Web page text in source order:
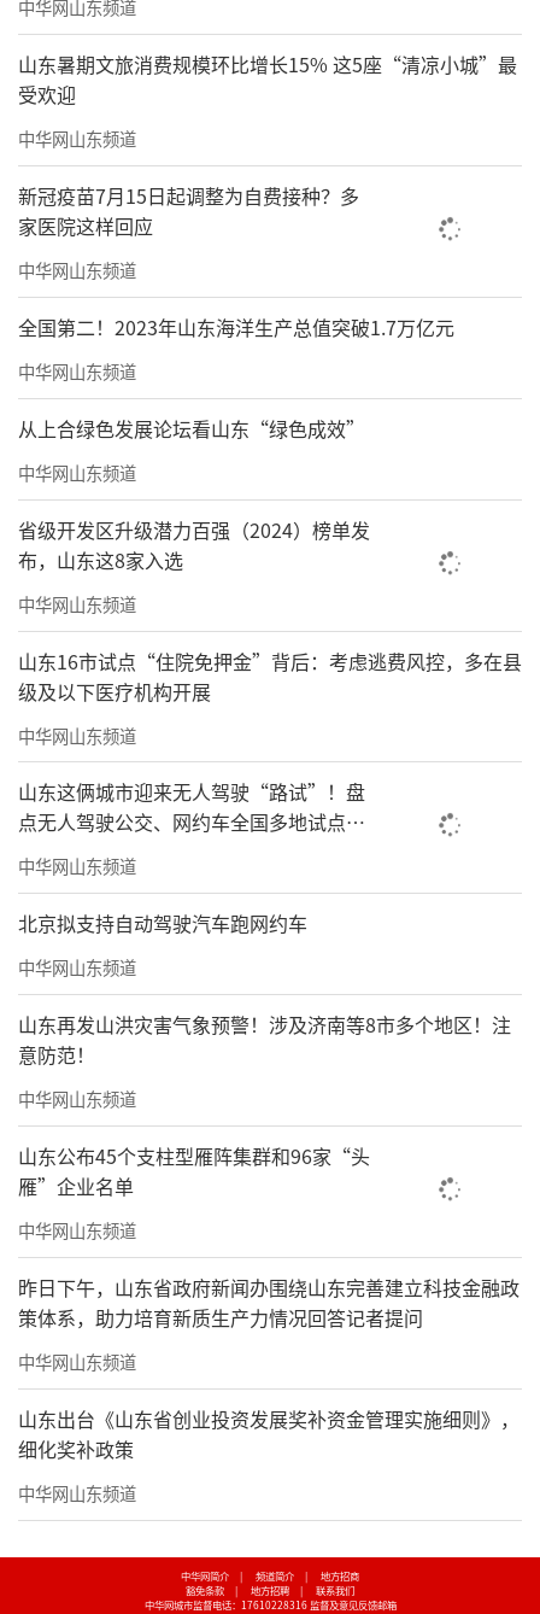
中华网山东频道
山东暑期文旅消费规模环比增长15% 这5座“清凉小城”最
受欢迎
中华网山东频道
新冠疫苗7月15日起调整为自费接种？多
家医院这样回应
中华网山东频道
全国第二！2023年山东海洋生产总值突破1.7万亿元
中华网山东频道
从上合绿色发展论坛看山东“绿色成效”
中华网山东频道
省级开发区升级潜力百强（2024）榜单发
布，山东这8家入选
中华网山东频道
山东16市试点“住院免押金”背后：考虑逃费风控，多在县
级及以下医疗机构开展
中华网山东频道
山东这俩城市迎来无人驾驶“路试”！盘
点无人驾驶公交、网约车全国多地试点之
路
中华网山东频道
北京拟支持自动驾驶汽车跑网约车
中华网山东频道
山东再发山洪灾害气象预警！涉及济南等8市多个地区！注
意防范！
中华网山东频道
山东公布45个支柱型雁阵集群和96家“头
雁”企业名单
中华网山东频道
昨日下午，山东省政府新闻办围绕山东完善建立科技金融政
策体系，助力培育新质生产力情况回答记者提问
中华网山东频道
山东出台《山东省创业投资发展奖补资金管理实施细则》，
细化奖补政策
中华网山东频道
中华网简介 | 频道简介 |
地方招商
豁免条款
| 地方招聘 |
联系我们
中华网城市监督电话：17610228316 监督及意见反馈邮箱